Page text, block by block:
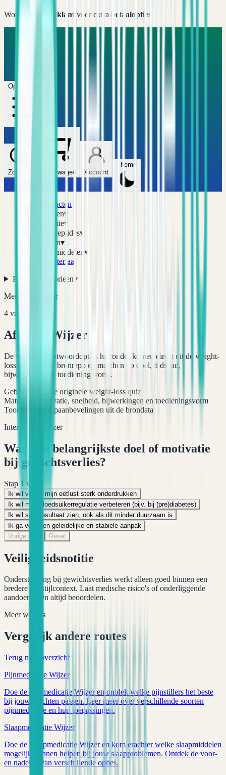
Word premium klant voor extra betaalopties
Open menu
Zoeken Winkelwagen Account
Theme
Alle producten
Anabolen▾
Medicatie▾
HGH/Peptides▾
Afvallen▾
Erectiemiddelen ▾
Injectiemateriaal
Productcategorieen ▾
Medicatie Wijzer
4 vragen
Afvallen Wijzer
De vragen en antwoordopties hieronder komen direct uit de weight-
loss quiz van de bronrepo en matchen op doel, tijdspad,
bijwerkingen en toedieningsvorm.
Gebaseerd op de originele weight-loss quiz
Matcht op motivatie, snelheid, bijwerkingen en toedieningsvorm
Toont directe topaanbevelingen uit de brondata
Interactieve wijzer
Wat is je belangrijkste doel of motivatie
bij gewichtsverlies?
Stap 1 van 4
Ik wil vooral mijn eetlust sterk onderdrukken
Ik wil mijn bloedsuikerregulatie verbeteren (bijv. bij (pre)diabetes)
Ik wil snel resultaat zien, ook als dit minder duurzaam is
Ik ga voor een geleidelijke en stabiele aanpak
Vorige stap
Reset
Veiligheidsnotitie
Ondersteuning bij gewichtsverlies werkt alleen goed binnen een
bredere leefstijlcontext. Laat medische risico's of onderliggende
aandoeningen altijd beoordelen.
Meer wijzers
Vergelijk andere routes
Terug naar overzicht
Pijnmedicatie Wijzer
Doe de Pijnmedicatie Wijzer en ontdek welke pijnstillers het beste
bij jouw klachten passen. Leer meer over verschillende soorten
pijnmedicatie en hun toepassingen.
Slaapmedicatie Wijzer
Doe de Slaapmedicatie Wijzer en kom erachter welke slaapmiddelen
mogelijk kunnen helpen bij jouw slaapproblemen. Ontdek de voor-
en nadelen van verschillende opties.